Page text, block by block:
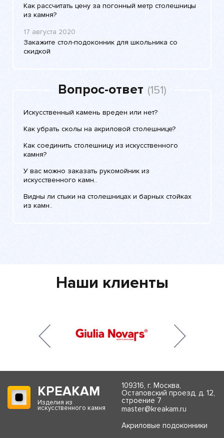
Как рассчитать цену за погонный метр столешницы
из камня?
17 августа 2020
Закажите стол-подоконник для школьника со
скидкой
Вопрос-ответ (151)
Искусственный камень вреден или нет?
Как убрать сколы на акриловой столешнице?
Как соединить столешницу из искусственного
камня?
У вас можно заказать рукомойник из
искусственного камн..
Видны ли стыки на столешницах и барных стойках
из камн..
Наши клиенты
КРЕАКАМ
Изделия из
искусственного камня
109316, г. Москва,
Остаповский проезд, д. 12,
строение 7
master@kreakam.ru
Акриловые подоконники